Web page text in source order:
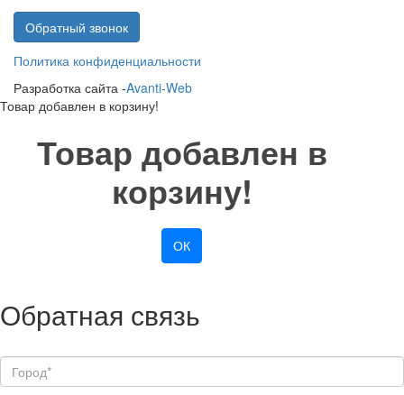
Обратный звонок
Политика конфиденциальности
Разработка сайта -Avanti-Web
Товар добавлен в корзину!
Товар добавлен в
корзину!
ОК
Обратная связь